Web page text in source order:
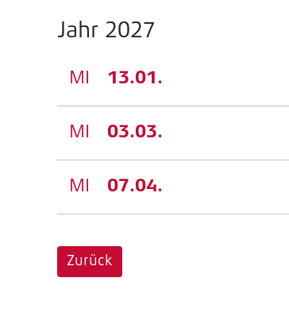
Jahr 2027
MI 13.01.
MI 03.03.
MI 07.04.
Zurück